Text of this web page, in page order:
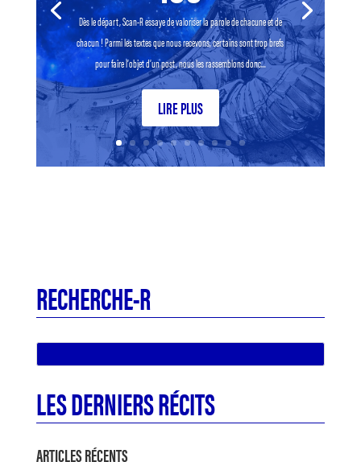
Dès le départ, Scan-R essaye de valoriser la parole de chacune et de
chacun ! Parmi les textes que nous recevons, certains sont trop brefs
pour faire l’objet d’un post, nous les rassemblons donc...
LIRE PLUS
RECHERCHE-R
LES DERNIERS RÉCITS
ARTICLES RÉCENTS